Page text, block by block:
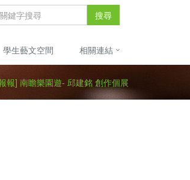
搜尋
學生藝文空間 相關連結
報] 南瞻樂園遊- 邱建銘 創作個展